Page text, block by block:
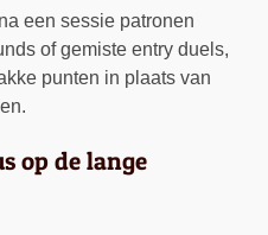
een sessie patronen
of gemiste entry duels,
punten in plaats van
op de lange